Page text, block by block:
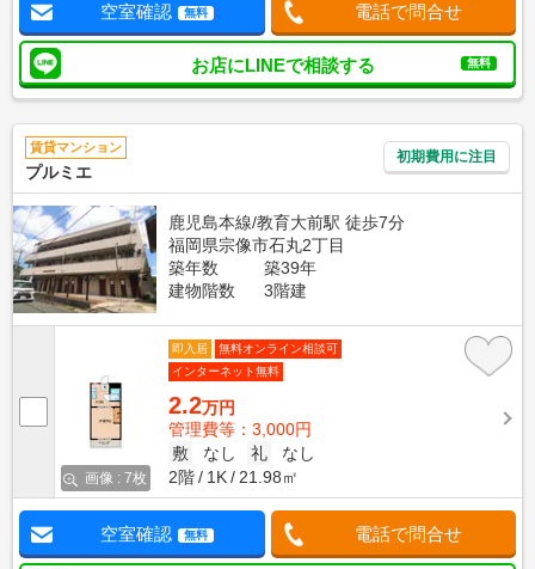
空室確認 無料 電話で問合せ
お店にLINEで相談する 無料
賃貸マンション
プルミエ
初期費用に注目
鹿児島本線/教育大前駅 徒歩7分
福岡県宗像市石丸2丁目
築年数
築39年
建物階数
3階建
画像 : 7枚
即入居
無料オンライン相談可
インターネット無料
2.2万円
管理費等：3,000円
敷
なし 礼
なし
2階
1K 21.98㎡
空室確認 無料 電話で問合せ